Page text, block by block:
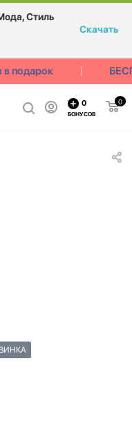
0
0
БОНУСОВ
Стиль
Скачать